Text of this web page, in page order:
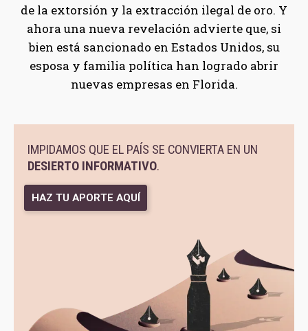
de la extorsión y la extracción ilegal de oro. Y
ahora una nueva revelación advierte que, si
bien está sancionado en Estados Unidos, su
esposa y familia política han logrado abrir
nuevas empresas en Florida.
IMPIDAMOS QUE EL PAÍS SE CONVIERTA EN UN
DESIERTO INFORMATIVO.
HAZ TU APORTE AQUÍ